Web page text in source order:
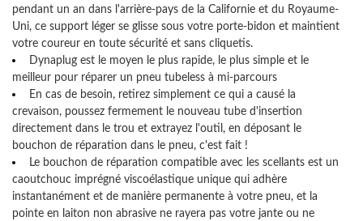
pendant un an dans l'arrière-pays de la Californie et du Royaume-
Uni, ce support léger se glisse sous votre porte-bidon et maintient
votre coureur en toute sécurité et sans cliquetis.
Dynaplug est le moyen le plus rapide, le plus simple et le
meilleur pour réparer un pneu tubeless à mi-parcours
En cas de besoin, retirez simplement ce qui a causé la
crevaison, poussez fermement le nouveau tube d'insertion
directement dans le trou et extrayez l'outil, en déposant le
bouchon de réparation dans le pneu, c'est fait !
Le bouchon de réparation compatible avec les scellants est un
caoutchouc imprégné viscoélastique unique qui adhère
instantanément et de manière permanente à votre pneu, et la
pointe en laiton non abrasive ne rayera pas votre jante ou ne